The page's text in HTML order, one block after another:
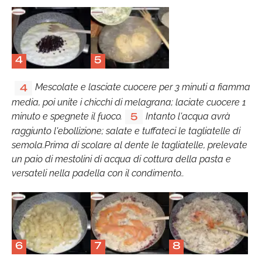
4 5
4
Mescolate e lasciate cuocere per 3 minuti a fiamma
media, poi unite i chicchi di melagrana; laciate cuocere 1
minuto e spegnete il fuoco.
5
Intanto l'acqua avrà
raggiunto l'ebollizione; salate e tuffateci le tagliatelle di
semola.Prima di scolare al dente le tagliatelle, prelevate
un paio di mestolini di acqua di cottura della pasta e
versateli nella padella con il condimento..
6 7 8